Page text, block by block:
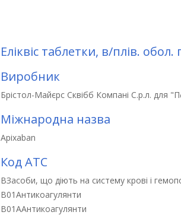
Еліквіс таблетки, в/плів.
Виробник
Брістол-Майєрс Сквібб Компані С.р.л. для
Міжнародна назва
Apixaban
Код АТС
BЗасоби, що діють на систему крові і
B01Антикоагулянти
B01AАнтикоагулянти